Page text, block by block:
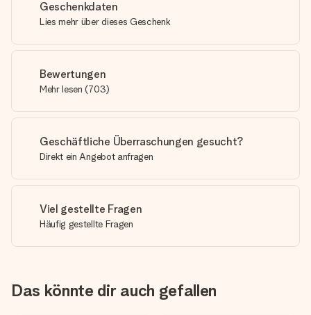
Geschenkdaten
Lies mehr über dieses Geschenk
Bewertungen
Mehr lesen (703)
Geschäftliche Überraschungen gesucht?
Direkt ein Angebot anfragen
Viel gestellte Fragen
Häufig gestellte Fragen
Das könnte dir auch gefallen